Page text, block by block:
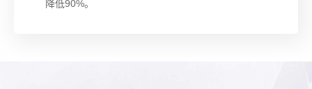
降低90%。